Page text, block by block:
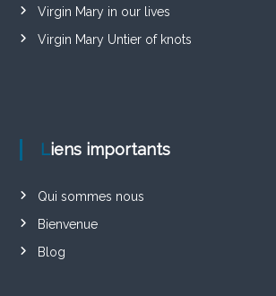
Virgin Mary in our lives
Virgin Mary Untier of knots
Liens importants
Qui sommes nous
Bienvenue
Blog